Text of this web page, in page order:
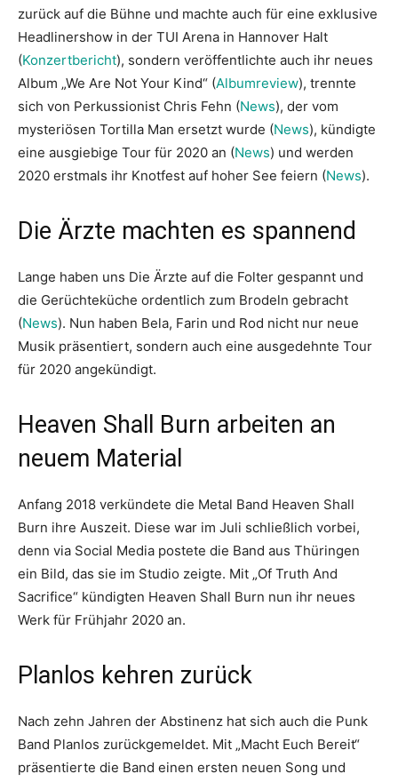
zurück auf die Bühne und machte auch für eine exklusive
Headlinershow in der TUI Arena in Hannover Halt
(Konzertbericht), sondern veröffentlichte auch ihr neues
Album „We Are Not Your Kind“ (Albumreview), trennte
sich von Perkussionist Chris Fehn (News), der vom
mysteriösen Tortilla Man ersetzt wurde (News), kündigte
eine ausgiebige Tour für 2020 an (News) und werden
2020 erstmals ihr Knotfest auf hoher See feiern (News).
Die Ärzte machten es spannend
Lange haben uns Die Ärzte auf die Folter gespannt und
die Gerüchteküche ordentlich zum Brodeln gebracht
(News). Nun haben Bela, Farin und Rod nicht nur neue
Musik präsentiert, sondern auch eine ausgedehnte Tour
für 2020 angekündigt.
Heaven Shall Burn arbeiten an
neuem Material
Anfang 2018 verkündete die Metal Band Heaven Shall
Burn ihre Auszeit. Diese war im Juli schließlich vorbei,
denn via Social Media postete die Band aus Thüringen
ein Bild, das sie im Studio zeigte. Mit „Of Truth And
Sacrifice“ kündigten Heaven Shall Burn nun ihr neues
Werk für Frühjahr 2020 an.
Planlos kehren zurück
Nach zehn Jahren der Abstinenz hat sich auch die Punk
Band Planlos zurückgemeldet. Mit „Macht Euch Bereit“
präsentierte die Band einen ersten neuen Song und